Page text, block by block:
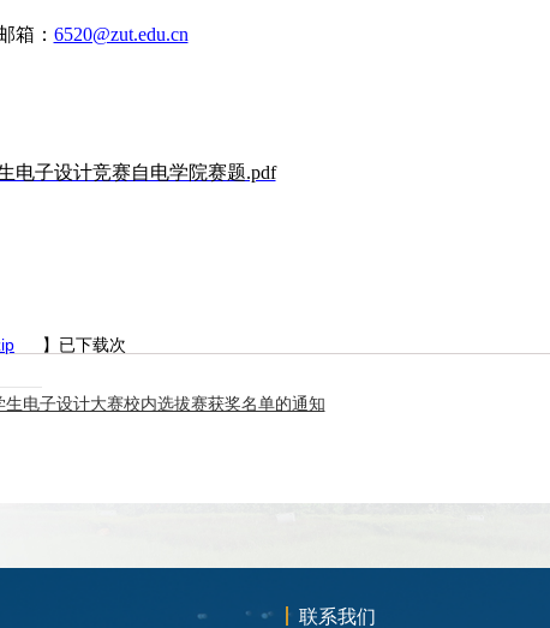
箱： 6520@zut.edu.cn
电子设计竞赛自电学院赛题.pdf
】已下载次
生电子设计大赛校内选拔赛获奖名单的通知
联系我们